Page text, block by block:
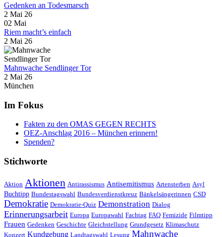
Gedenken an Todesmarsch
2 Mai 26
02 Mai
Riem macht’s einfach
2 Mai 26
Mahnwache Sendlinger Tor
2 Mai 26
München
Im Fokus
Fakten zu den OMAS GEGEN RECHTS
OEZ-Anschlag 2016 – München erinnern!
Spenden?
Stichworte
Aktion Aktionen Antirassismus Antisemitismus Artensterben Asyl
Buchtipp Bundestagswahl Bundesverdienstkreuz Bänkelsängerinnen CSD
Demokratie Demokratie-Quiz Demonstration Dialog
Erinnerungsarbeit Europa Europawahl Fachtag FAQ Femizide Filmtipp
Frauen Gedenken Geschichte Gleichstellung Grundgesetz Klimaschutz
Konzert Kundgebung Landtagswahl Lesung Mahnwache